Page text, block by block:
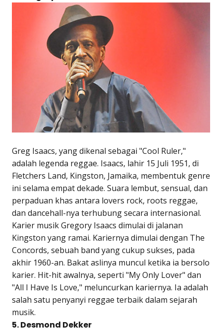
Greg Isaacs, yang dikenal sebagai "Cool Ruler,"
adalah legenda reggae. Isaacs, lahir 15 Juli 1951, di
Fletchers Land, Kingston, Jamaika, membentuk genre
ini selama empat dekade. Suara lembut, sensual, dan
perpaduan khas antara lovers rock, roots reggae,
dan dancehall-nya terhubung secara internasional.
Karier musik Gregory Isaacs dimulai di jalanan
Kingston yang ramai. Kariernya dimulai dengan The
Concords, sebuah band yang cukup sukses, pada
akhir 1960-an. Bakat aslinya muncul ketika ia bersolo
karier. Hit-hit awalnya, seperti "My Only Lover" dan
"All I Have Is Love," meluncurkan kariernya. Ia adalah
salah satu penyanyi reggae terbaik dalam sejarah
musik.
5. Desmond Dekker